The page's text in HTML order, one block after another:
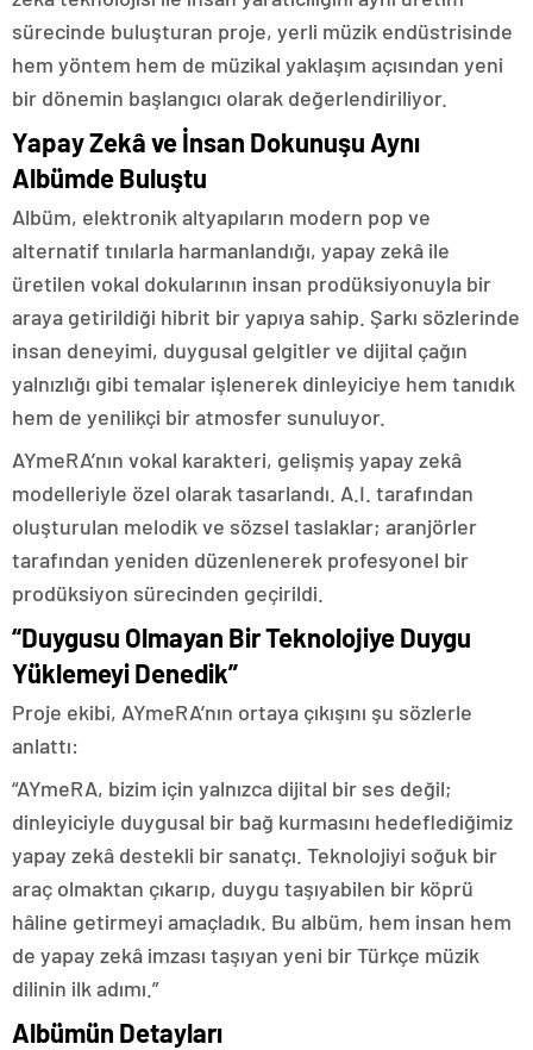
sürecinde buluşturan proje, yerli müzik endüstrisinde
hem yöntem hem de müzikal yaklaşım açısından yeni
bir dönemin başlangıcı olarak değerlendiriliyor.
Yapay Zekâ ve İnsan Dokunuşu Aynı
Albümde Buluştu
Albüm, elektronik altyapıların modern pop ve
alternatif tınılarla harmanlandığı, yapay zekâ ile
üretilen vokal dokularının insan prodüksiyonuyla bir
araya getirildiği hibrit bir yapıya sahip. Şarkı sözlerinde
insan deneyimi, duygusal gelgitler ve dijital çağın
yalnızlığı gibi temalar işlenerek dinleyiciye hem tanıdık
hem de yenilikçi bir atmosfer sunuluyor.
AYmeRA’nın vokal karakteri, gelişmiş yapay zekâ
modelleriyle özel olarak tasarlandı. A.I. tarafından
oluşturulan melodik ve sözsel taslaklar; aranjörler
tarafından yeniden düzenlenerek profesyonel bir
prodüksiyon sürecinden geçirildi.
“Duygusu Olmayan Bir Teknolojiye Duygu
Yüklemeyi Denedik”
Proje ekibi, AYmeRA’nın ortaya çıkışını şu sözlerle
anlattı:
“AYmeRA, bizim için yalnızca dijital bir ses değil;
dinleyiciyle duygusal bir bağ kurmasını hedeflediğimiz
yapay zekâ destekli bir sanatçı. Teknolojiyi soğuk bir
araç olmaktan çıkarıp, duygu taşıyabilen bir köprü
hâline getirmeyi amaçladık. Bu albüm, hem insan hem
de yapay zekâ imzası taşıyan yeni bir Türkçe müzik
dilinin ilk adımı.”
Albümün Detayları